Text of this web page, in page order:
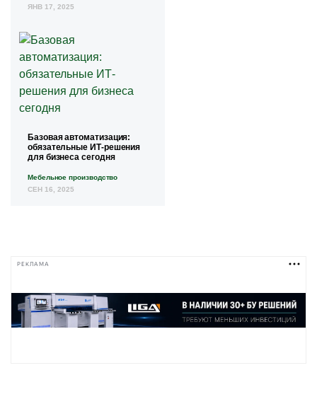
ЯНВ 17, 2025
Базовая автоматизация:
обязательные ИТ-решения
для бизнеса сегодня
Мебельное производство
СЕН 16, 2025
РЕКЛАМА